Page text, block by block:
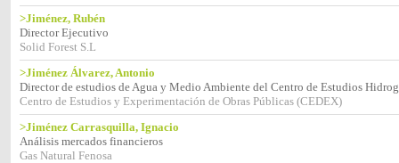
>Jiménez, Rubén
Director Ejecutivo
Solid Forest S.L
>Jiménez Álvarez, Antonio
Director de estudios de Agua y Medio Ambiente del Centro de Estudios
Centro de Estudios y Experimentación de Obras Públicas (CEDEX)
>Jiménez Carrasquilla, Ignacio
Análisis mercados financieros
Gas Natural Fenosa